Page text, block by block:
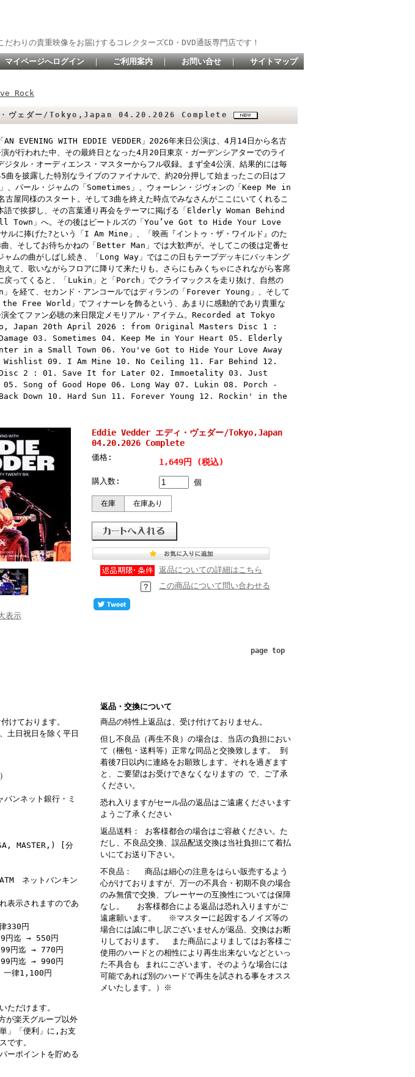
りの貴重映像をお届けするコレクターズCD・DVD通販専門店です！
マイページへログイン ｜ ご利用案内 ｜ お問い合せ ｜ サイトマップ
Rock
ヴェダー/Tokyo,Japan 04.20.2026 Complete
AN EVENING WITH EDDIE VEDDER」2026年来日公演は、4月14日から名古
が行われた中、その最終日となった4月20日東京・ガーデンシアターでのライ
ジタル・オーディエンス・マスターからフル収録。まず全4公演、結果的には毎
曲を披露した特別なライブのファイナルで、約20分押して始まったこの日はフ
、パール・ジャムの「Sometimes」、ウォーレン・ジヴォンの「Keep Me in
屋同様のスタート。そして3曲を終えた時点でみなさんがここにいてくれるこ
語で挨拶し、その言葉通り再会をテーマに掲げる「Elderly Woman Behind
」へ。その後はビートルズの「You’ve Got to Hide Your Love
ルに捧げた?という「I Am Mine」、「映画『イントゥ・ザ・ワイルド』のた
、そしてお待ちかねの「Better Man」では大歓声が。そしてこの後は定番セ
ャムの曲がしばし続き、「Long Way」ではこの日もテープデッキにバッキング
えて、歌いながらフロアに降りて来たりも。さらにもみくちゃにされながら客席
戻ってくると、「Lukin」と「Porch」でクライマックスを走り抜け、自然の
を経て、セカンド・アンコールではディランの「Forever Young」、そして
Free World」でフィナーレを飾るという、あまりに感動的であり貴重な
演全てファン必聴の来日限定メモリアル・アイテム。Recorded at Tokyo
Japan 20th April 2026 : from Original Masters Disc 1 :
03. Sometimes 04. Keep Me in Your Heart 05. Elderly
in a Small Town 06. You've Got to Hide Your Love Away
Wishlist 09. I Am Mine 10. No Ceiling 11. Far Behind 12.
Disc 2 : 01. Save It for Later 02. Immoetality 03. Just
Song of Good Hope 06. Long Way 07. Lukin 08. Porch -
Down 10. Hard Sun 11. Forever Young 12. Rockin' in the
表示
Eddie Vedder エディ・ヴェダー/Tokyo,Japan
04.20.2026 Complete
価格: 1,649円 (税込)
購入数: 個
在庫 在庫あり
返品についての詳細はこちら
この商品について問い合わせる
page top
けております。
土日祝日を除く平日
ンネット銀行・ミ
MASTER,) [分
ネットバンキン
表示されますのであ
330円
円迄 → 550円
円迄 → 770円
円迄 → 990円
律1,100円
ただけます。
が楽天グループ以外
」「便利」に,お支
です。
ーポイントを貯める
返品・交換について
商品の特性上返品は、受け付けておりません。
但し不良品（再生不良）の場合は、当店の負担におい
て（梱包・送料等）正常な同品と交換致します。 到
着後7日以内に連絡をお願致します。それを過ぎます
と、ご要望はお受けできなくなりますの で、ご了承
ください。
恐れ入りますがセール品の返品はご遠慮くださいます
ようご了承ください
返品送料： お客様都合の場合はご容赦ください。た
だし、不良品交換、誤品配送交換は当社負担にて着払
いにてお送り下さい。
不良品： 商品は細心の注意をはらい販売するよう
心がけておりますが、万一の不具合・初期不良の場合
のみ無償で交換、プレーヤーの互換性については保障
なし。 お客様都合による返品は恐れ入りますがご
遠慮願います。 ※マスターに起因するノイズ等の
場合には誠に申し訳ございませんが返品、交換はお断
りしております。 また商品によりましてはお客様ご
使用のハードとの相性により再生出来ないなどといっ
た不具合も まれにございます。そのような場合には
可能であれば別のハードで再生を試される事をオスス
メいたします。）※